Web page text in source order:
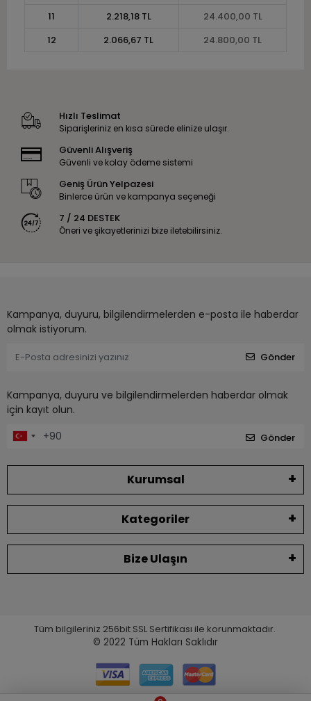
11
2.218,18 TL
24.400,00 TL
12
2.066,67 TL 24.800,00 TL
Hızlı Teslimat
Siparişleriniz en kısa sürede elinize ulaşır.
Güvenli Alışveriş
Güvenli ve kolay ödeme sistemi
Geniş Ürün Yelpazesi
Binlerce ürün ve kampanya seçeneği
7 / 24 DESTEK
Öneri ve şikayetlerinizi bize iletebilirsiniz.
Kampanya, duyuru, bilgilendirmelerden e-posta ile haberdar
olmak istiyorum.
Gönder
Kampanya, duyuru ve bilgilendirmelerden haberdar olmak
için kayıt olun.
Gönder
Kurumsal
Kategoriler
Bize Ulaşın
Tüm bilgileriniz 256bit SSL Sertifikası ile korunmaktadır.
© 2022 Tüm Hakları Saklıdır